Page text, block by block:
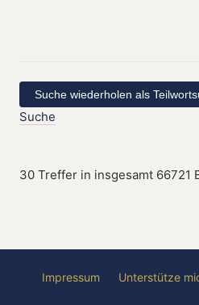
Suche
30 Treffer in insgesamt 66721
Impressum Unterstütze